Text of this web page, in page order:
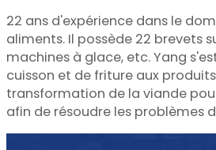
22 ans d'expérience dans le
aliments. Il possède 22 brevets
machines à glace, etc. Yang
cuisson et de friture aux
transformation de la viande
afin de résoudre les problèmes